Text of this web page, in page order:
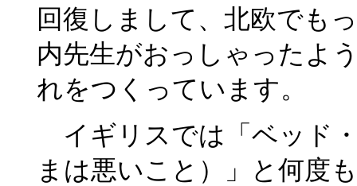
回復しまして、北欧でも
内先生がおっしゃったよ
れをつくっています。
イギリスでは「ベッド
まは悪いこと）」と何度